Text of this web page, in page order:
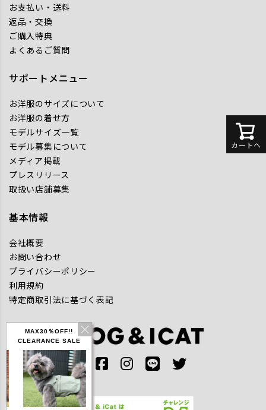
MAX30％OFF!!
CLEARANCE SALE
カートへ
お支払い・送料
返品・交換
ご購入特典
よくあるご質問
サポートメニュー
お洋服のサイズについて
お洋服の着せ方
モデルサイズ一覧
モデル募集について
メディア掲載
プレスリリース
取扱い店舗募集
基本情報
会社概要
お問い合わせ
プライバシーポリシー
利用規約
特定商取引法に基づく表記